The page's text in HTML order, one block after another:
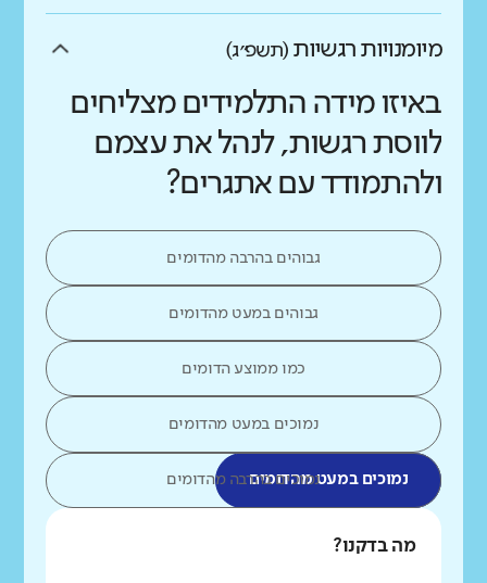
מיומנויות רגשיות (תשפ״ג)
באיזו מידה התלמידים מצליחים
לווסת רגשות, לנהל את עצמם
ולהתמודד עם אתגרים?
גבוהים בהרבה מהדומים
גבוהים במעט מהדומים
כמו ממוצע הדומים
נמוכים במעט מהדומים
נמוכים במעט מהדומיםנמוכים בהרבה מהדומים
מה בדקנו?